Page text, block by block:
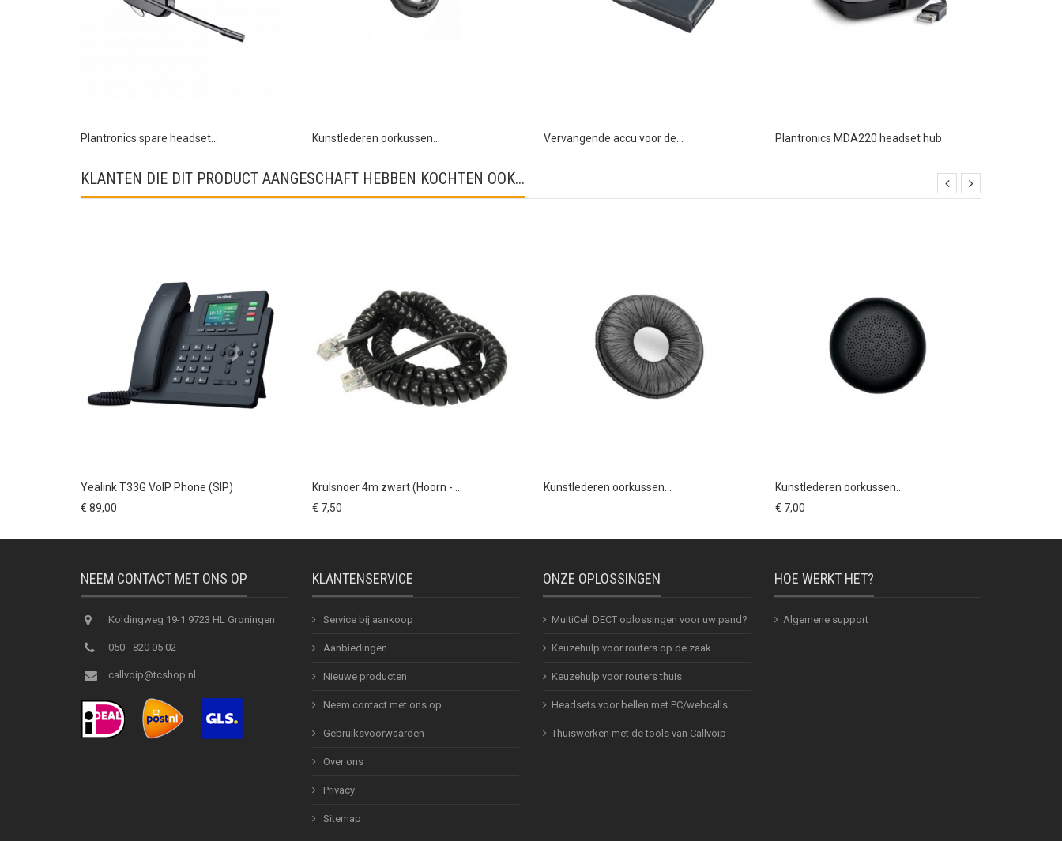
Plantronics spare headset... Kunstlederen oorkussen... Vervangende accu voor de... Plantronics MDA220 headset hub
KLANTEN DIE DIT PRODUCT AANGESCHAFT HEBBEN KOCHTEN OOK...
Yealink T33G VoIP Phone (SIP)
€ 89,00
Krulsnoer 4m zwart (Hoorn -...
€ 7,50
Kunstlederen oorkussen...
Kunstlederen oorkussen...
€ 7,00
NEEM CONTACT MET ONS OP
Koldingweg 19-1 9723 HL Groningen
050 - 820 05 02
callvoip@tcshop.nl
KLANTENSERVICE
Service bij aankoop
Aanbiedingen
Nieuwe producten
Neem contact met ons op
Gebruiksvoorwaarden
Over ons
Privacy
Sitemap
ONZE OPLOSSINGEN
MultiCell DECT oplossingen voor uw pand?
Keuzehulp voor routers op de zaak
Keuzehulp voor routers thuis
Headsets voor bellen met PC/webcalls
Thuiswerken met de tools van Callvoip
HOE WERKT HET?
Algemene support